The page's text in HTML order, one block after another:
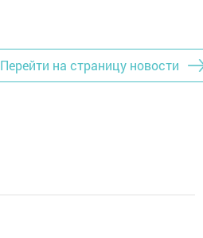
Перейти на страницу новости